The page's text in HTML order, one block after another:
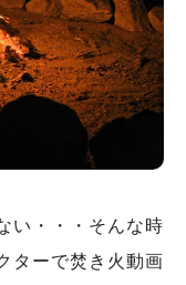
い・・・そんな時
ターで焚き火動画